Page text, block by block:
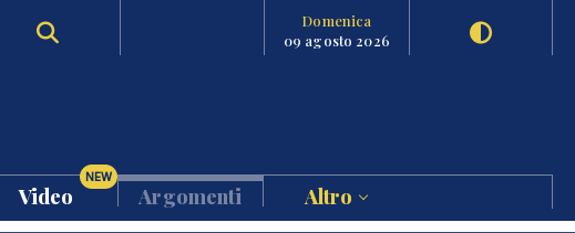
Domenica
09 agosto 2026
Video
NEW
Argomenti Altro